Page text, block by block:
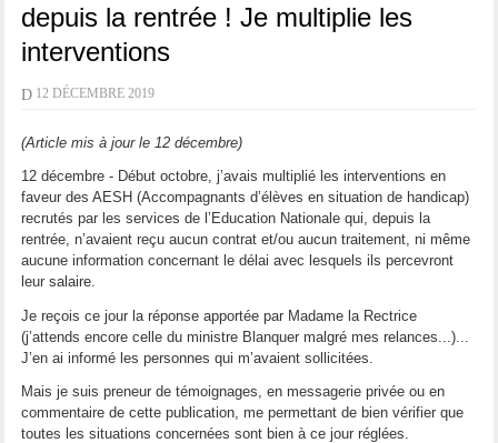
depuis la rentrée ! Je multiplie les
interventions
D 12 DÉCEMBRE 2019
(Article mis à jour le 12 décembre)
12 décembre - Début octobre, j’avais multiplié les interventions en
faveur des AESH (Accompagnants d’élèves en situation de handicap)
recrutés par les services de l’Education Nationale qui, depuis la
rentrée, n’avaient reçu aucun contrat et/ou aucun traitement, ni même
aucune information concernant le délai avec lesquels ils percevront
leur salaire.
Je reçois ce jour la réponse apportée par Madame la Rectrice
(j’attends encore celle du ministre Blanquer malgré mes relances...)...
J’en ai informé les personnes qui m’avaient sollicitées.
Mais je suis preneur de témoignages, en messagerie privée ou en
commentaire de cette publication, me permettant de bien vérifier que
toutes les situations concernées sont bien à ce jour réglées.